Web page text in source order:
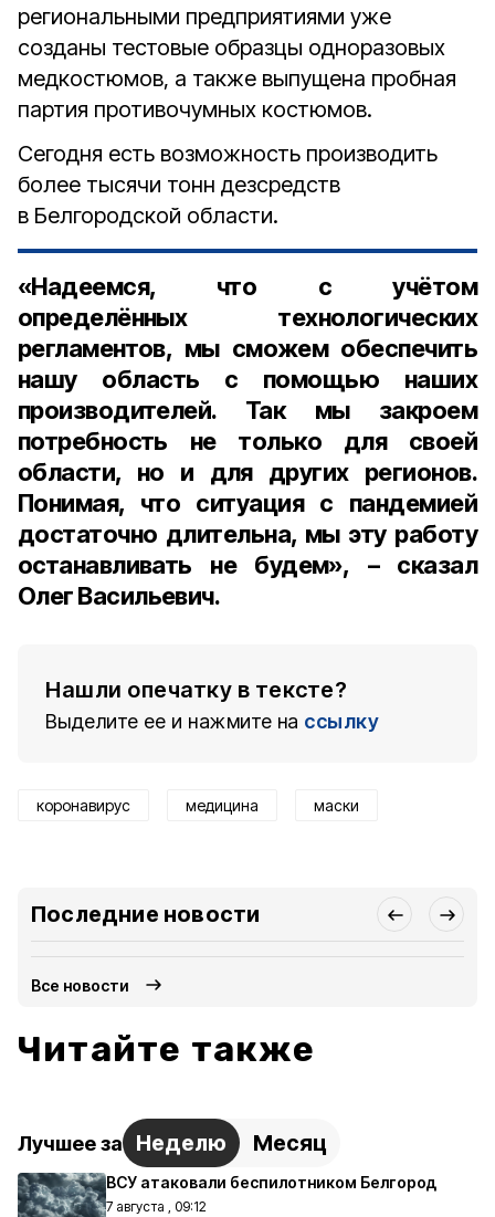
региональными предприятиями уже
созданы тестовые образцы одноразовых
медкостюмов, а также выпущена пробная
партия противочумных костюмов.
Сегодня есть возможность производить
более тысячи тонн дезсредств
в Белгородской области.
«Надеемся, что с учётом
определённых технологических
регламентов, мы сможем обеспечить
нашу область с помощью наших
производителей. Так мы закроем
потребность не только для своей
области, но и для других регионов.
Понимая, что ситуация с пандемией
достаточно длительна, мы эту работу
останавливать не будем», – сказал
Олег Васильевич.
Нашли опечатку в тексте?
Выделите ее и нажмите на ссылку
коронавирус медицина маски
Последние новости
Все новости
Читайте также
Лучшее за Неделю Месяц
ВСУ атаковали беспилотником Белгород
7 августа , 09:12